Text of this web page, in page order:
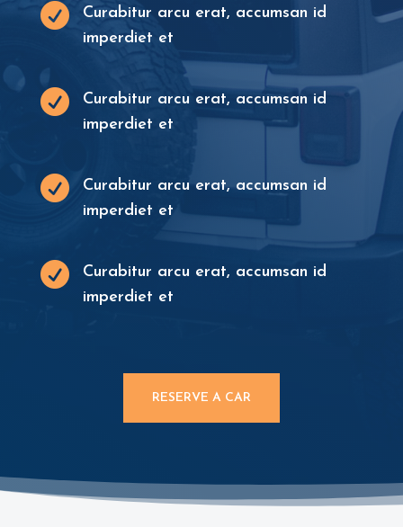

Curabitur arcu erat, accumsan id
imperdiet et

Curabitur arcu erat, accumsan id
imperdiet et

Curabitur arcu erat, accumsan id
imperdiet et

Curabitur arcu erat, accumsan id
imperdiet et
RESERVE A CAR